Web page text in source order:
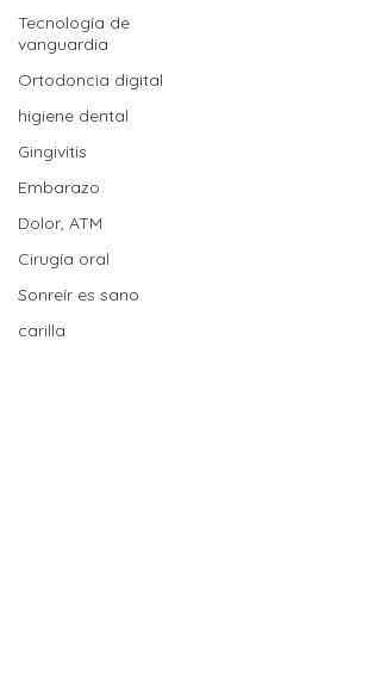
Tecnología de
vanguardia
Ortodoncia digital
higiene dental
Gingivitis
Embarazo
Dolor, ATM
Cirugía oral
Sonreír es sano
carilla